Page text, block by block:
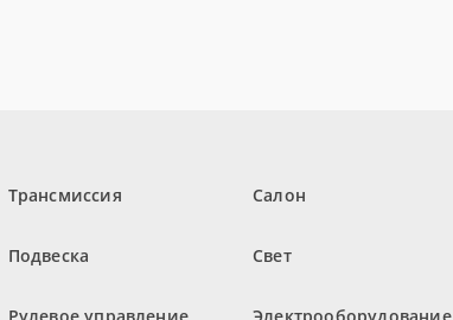
Трансмиссия
Подвеска
Рулевое управление
Салон
Свет
Электрооборудование